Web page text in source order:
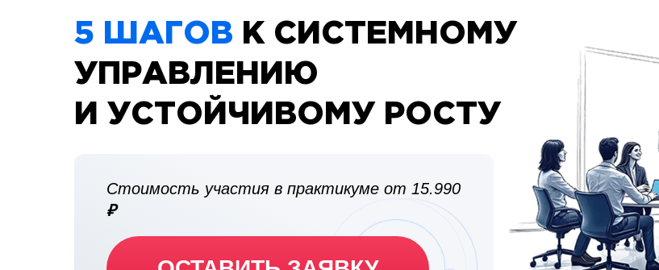
5 ШАГОВ К СИСТЕМНОМУ
УПРАВЛЕНИЮ
И УСТОЙЧИВОМУ РОСТУ
Стоимость участия в практикуме от 15.990
₽